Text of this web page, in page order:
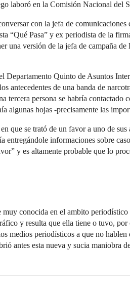
laboró en la Comisión Nacional del
con la jefa de
“Qué Pasa” y ex periodista de la
una versión de la jefa de campaña
Departamento Quinto de Asuntos
antecedentes de una banda de
tercera persona se habría contactado
algunas hojas -precisamente las
que se trató de un favor a uno de
entregándole informaciones sobre
y es altamente probable que lo
conocida en el ambito periodístico
y resulta que ella tiene o tuvo,
medios periodísticos a que no hablen
antes esta nueva y sucia maniobra